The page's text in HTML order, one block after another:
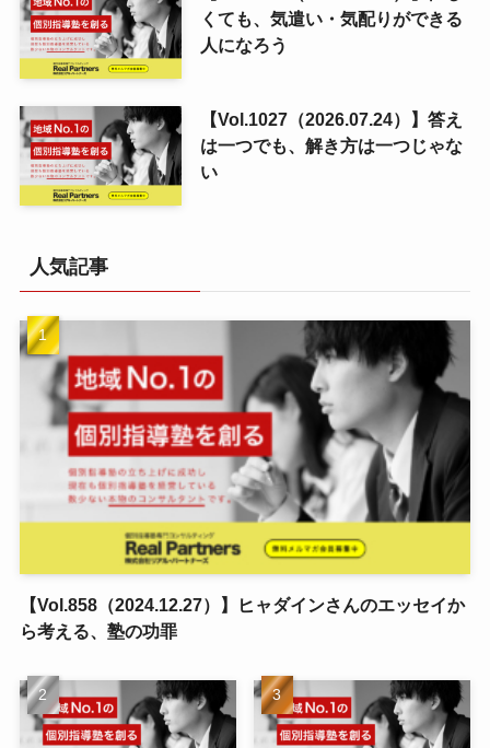
くても、気遣い・気配りができる
人になろう
【Vol.1027（2026.07.24）】答え
は一つでも、解き方は一つじゃな
い
人気記事
【Vol.858（2024.12.27）】ヒャダインさんのエッセイか
ら考える、塾の功罪